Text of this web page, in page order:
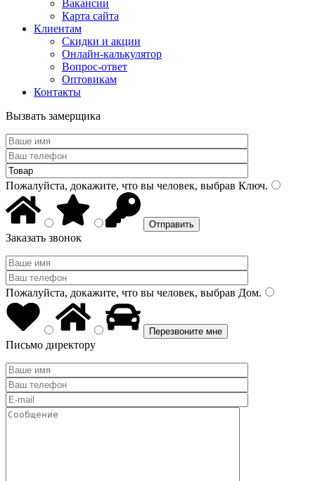
Вакансии
Карта сайта
Клиентам
Скидки и акции
Онлайн-калькулятор
Вопрос-ответ
Оптовикам
Контакты
Вызвать замерщика
Пожалуйста, докажите, что вы человек, выбрав Ключ.
Заказать звонок
Пожалуйста, докажите, что вы человек, выбрав Дом.
Письмо директору